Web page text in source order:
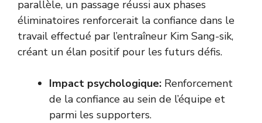
parallèle, un passage réussi aux phases
éliminatoires renforcerait la confiance dans le
travail effectué par l’entraîneur Kim Sang-sik,
créant un élan positif pour les futurs défis.
Impact psychologique: Renforcement
de la confiance au sein de l’équipe et
parmi les supporters.